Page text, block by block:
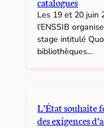
Les 19 et 20 juin
l’ENSSIB
stage intitulé
bibliothèques…
L’État souhaite
des exigences